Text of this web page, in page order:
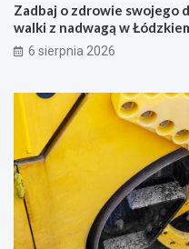
Zadbaj o zdrowie swojego
walki z nadwagą w
6 sierpnia 2026